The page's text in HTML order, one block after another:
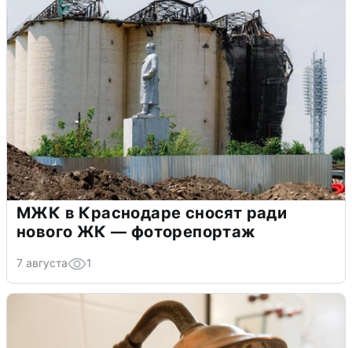
МЖК в Краснодаре сносят ради
нового ЖК — фоторепортаж
7 августа 1